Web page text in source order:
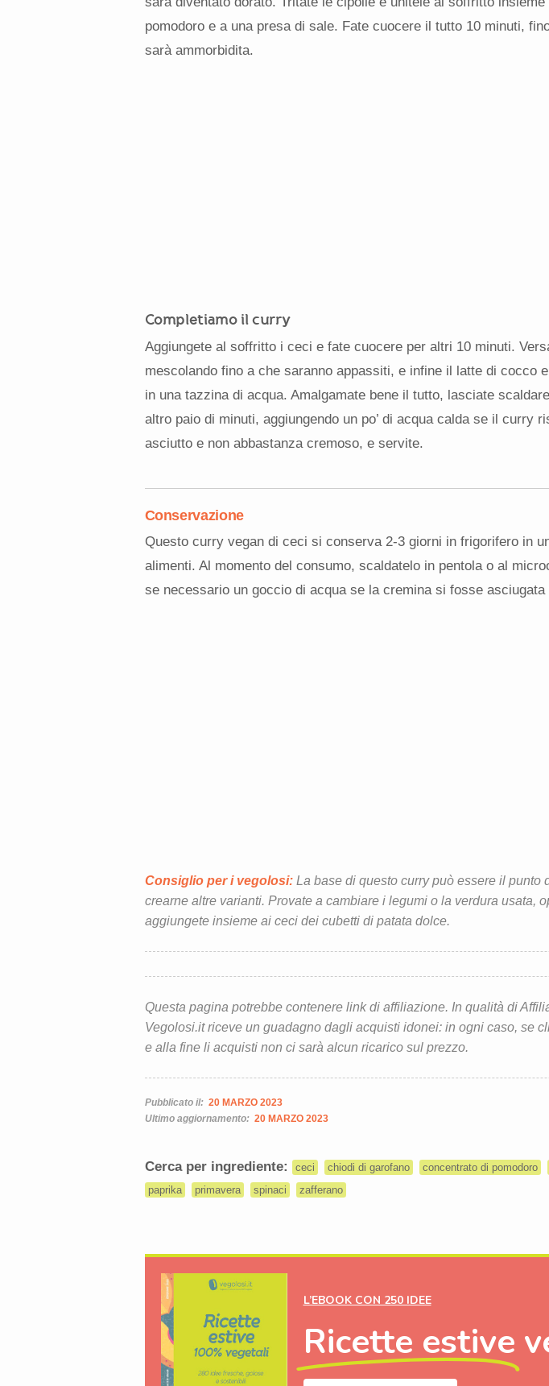
pomodoro e a una presa di sale. Fate cuocere il tutto 10 minuti,
sarà ammorbidita.
Completiamo il curry
Aggiungete al soffritto i ceci e fate cuocere per altri 10 minuti.
mescolando fino a che saranno appassiti, e infine il latte di cocco
in una tazzina di acqua. Amalgamate bene il tutto, lasciate
altro paio di minuti, aggiungendo un po’ di acqua calda se il curry
asciutto e non abbastanza cremoso, e servite.
Conservazione
Questo curry vegan di ceci si conserva 2-3 giorni in frigorifero in
alimenti. Al momento del consumo, scaldatelo in pentola o al
se necessario un goccio di acqua se la cremina si fosse asciugata
Consiglio per i vegolosi:La base di questo curry può essere il punto
crearne altre varianti. Provate a cambiare i legumi o la verdura usata,
aggiungete insieme ai ceci dei cubetti di patata dolce.
Questa pagina potrebbe contenere link di affiliazione. In qualità di
Vegolosi.it riceve un guadagno dagli acquisti idonei: in ogni caso, se
e alla fine li acquisti non ci sarà alcun ricarico sul prezzo.
Pubblicato il: 20 MARZO 2023
Ultimo aggiornamento: 20 MARZO 2023
Cerca per ingrediente: ceci chiodi di garofano concentrato di pomodoro
paprika
primavera spinaci zafferano
L’EBOOK CON 250 IDEE
Ricette estive